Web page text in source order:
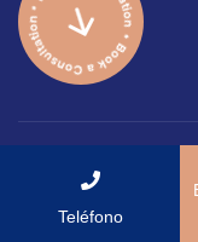
Teléfono